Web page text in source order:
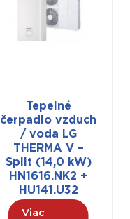
Tepelné
čerpadlo vzduch
/ voda LG
THERMA V –
Split (14,0 kW)
HN1616.NK2 +
HU141.U32
Viac